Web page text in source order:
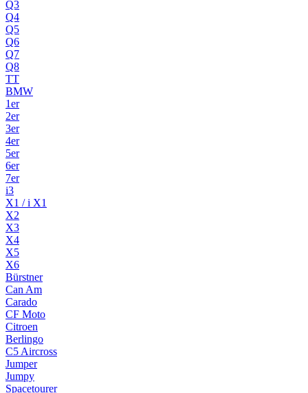
Q3
Q4
Q5
Q6
Q7
Q8
TT
BMW
1er
2er
3er
4er
5er
6er
7er
i3
X1 / i X1
X2
X3
X4
X5
X6
Bürstner
Can Am
Carado
CF Moto
Citroen
Berlingo
C5 Aircross
Jumper
Jumpy
Spacetourer